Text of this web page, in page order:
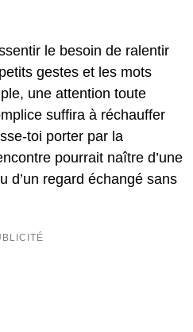
le besoin de ralentir
gestes et les mots
une attention toute
suffira à réchauffer
toi porter par la
pourrait naître d’une
d’un regard échangé sans